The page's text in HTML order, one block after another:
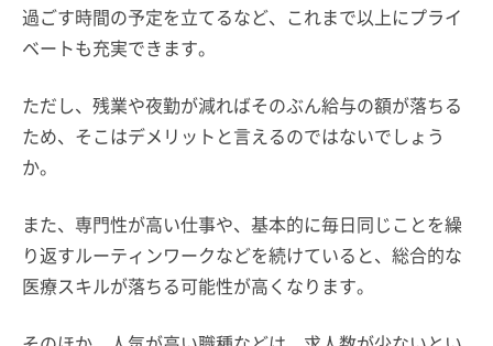
過ごす時間の予定を立てるなど、これまで以上にプライ
ベートも充実できます。
ただし、残業や夜勤が減ればそのぶん給与の額が落ちる
ため、そこはデメリットと言えるのではないでしょう
か。
また、専門性が高い仕事や、基本的に毎日同じことを繰
り返すルーティンワークなどを続けていると、総合的な
医療スキルが落ちる可能性が高くなります。